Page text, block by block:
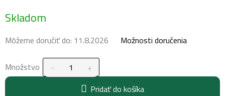
cena:
Skladom
Môžeme doručiť do: 11.8.2026 Možnosti doručenia
Množstvo
Pridať do košíka